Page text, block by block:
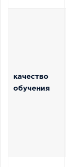
качество
обучения